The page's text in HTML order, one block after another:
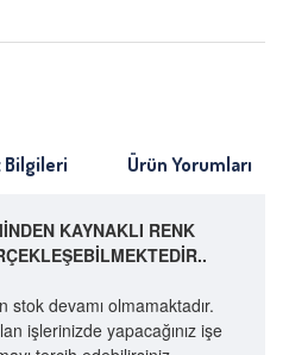
Bilgileri Ürün Yorumları
KAYNAKLI RENK
stok devamı olmamaktadır.
işlerinizde yapacağınız işe